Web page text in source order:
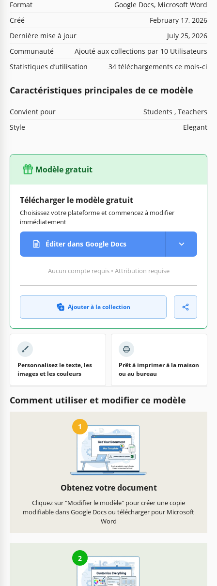
Format
Google Docs, Microsoft Word
Créé
February 17, 2026
Dernière mise à jour
July 25, 2026
Communauté
Ajouté aux collections par 10 Utilisateurs
Statistiques d’utilisation
34 téléchargements ce mois-ci
Caractéristiques principales de ce modèle
Convient pour
Students , Teachers
Style
Elegant
Modèle gratuit
Télécharger le modèle gratuit
Choisissez votre plateforme et commencez à modifier
immédiatement
Éditer dans Google Docs
Aucun compte requis • Attribution requise
Ajouter à la collection
Personnalisez le texte, les
images et les couleurs
Prêt à imprimer à la maison
ou au bureau
Comment utiliser et modifier ce modèle
1
Obtenez votre document
Cliquez sur "Modifier le modèle" pour créer une copie
modifiable dans Google Docs ou télécharger pour Microsoft
Word
2